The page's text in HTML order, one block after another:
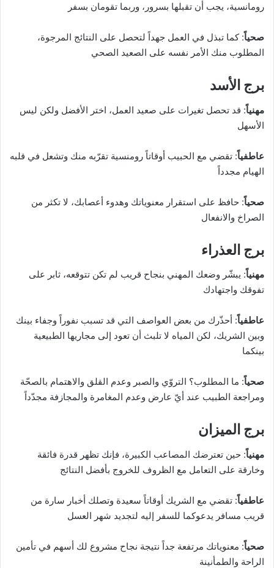
رومانسية، يجب أن تقبلها بسرور، وربما تقومان بسفر
صحياً: كما تبذل في العمل جهداً لتحصل على النتائج المرجوة،
المطلوب منك الأمر نفسه على الصعيد الصحي
برج الأسد
مهنياً: قد تحصل تغيرات على صعيد العمل، اختر الأفضل ولكن ليس
الأسهل
عاطفياً: تقضي مع الحبيب أوقاتاً رومنسية تقرّبه منك وتشعل في قلبه
الهيام مجدداً
صحياً: حافظ على استقرار معنوياتك وهدوء أعصابك، لا تكثر من
الصراخ والانفعال
برج العذراء
مهنياً: يبشّر وضعك المهني بنجاح قريب لم تكن تتوقعه، ثابر على
تفوقك واجتهادك
عاطفياً: أحذّرك من بعض العواصف التي قد تسبب نفوراً وجفاء بينك
وبين الشريك، لكن المياه لا تلبث أن تعود إلى مجاريها الطبيعية
بينكما
صحياً: ما المطلوب؟ التروّي والصبر وعدم القلق والاهتمام بالصحّة
ومراجعة الطبيب عند أيّ عارض وعدم المغامرة والمجازفة مجدّداً
برج الميزان
مهنياً: حين تعترضك المصاعب الكبيرة، فإنك تظهر قدرة فائقة
وخارقة على التعامل مع الظروف للخروج بأفضل النتائج
عاطفياً: تقضي مع الشريك أوقاتاً سعيدة وتصلك أخبار سارة من
قريب مسافر يدعوكما للسفر إليه لتجديد شهر العسل
صحياً: معنوياتك مرتفعة جداً نتيجة نجاح مشروع لك أسهم في تأمين
الراحة والطمأنينة